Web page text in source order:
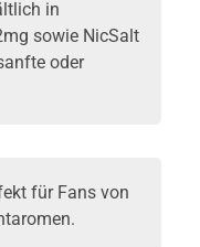
in
sowie NicSalt
oder
für Fans von